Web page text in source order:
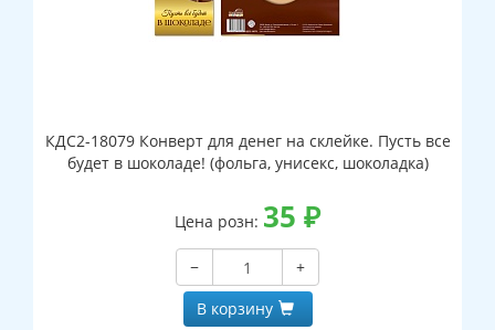
КДС2-18079 Конверт для денег на склейке. Пусть все
будет в шоколаде! (фольга, унисекс, шоколадка)
Цена розн: 35 ₽
−
+
В корзину